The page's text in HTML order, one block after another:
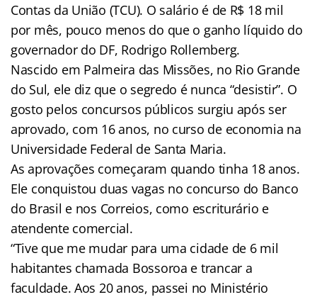
Contas da União (TCU). O salário é de R$ 18 mil
por mês, pouco menos do que o ganho líquido do
governador do DF, Rodrigo Rollemberg.
Nascido em Palmeira das Missões, no Rio Grande
do Sul, ele diz que o segredo é nunca “desistir”. O
gosto pelos concursos públicos surgiu após ser
aprovado, com 16 anos, no curso de economia na
Universidade Federal de Santa Maria.
As aprovações começaram quando tinha 18 anos.
Ele conquistou duas vagas no concurso do Banco
do Brasil e nos Correios, como escriturário e
atendente comercial.
“Tive que me mudar para uma cidade de 6 mil
habitantes chamada Bossoroa e trancar a
faculdade. Aos 20 anos, passei no Ministério